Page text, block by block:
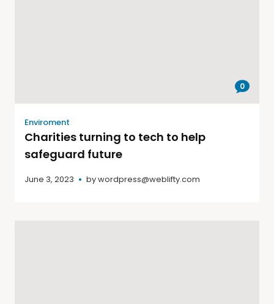
0
Enviroment
Charities turning to tech to help
safeguard future
June 3, 2023 bywordpress@weblifty.com